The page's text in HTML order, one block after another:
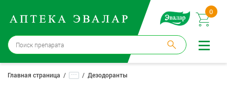
0
Санкт-Петербург→3 аптеки
Главная страница ... Дезодоранты